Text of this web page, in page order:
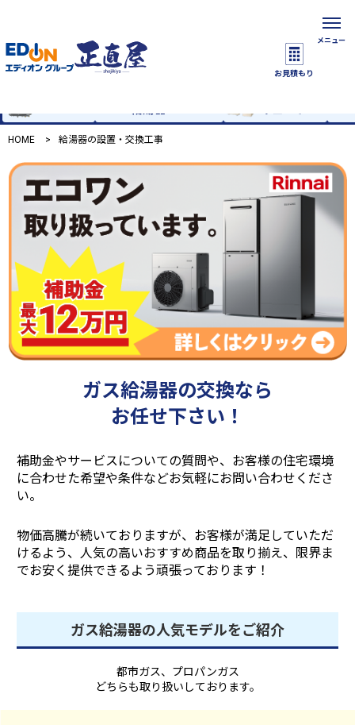
お見積もり
メニュー
正直屋が選ばれる理由 施工事例
HOME 給湯器の設置・交換工事
ガス給湯器の交換なら
お任せ下さい！
補助金やサービスについての質問や、お客様の住宅環境
に合わせた希望や条件などお気軽にお問い合わせくださ
い。
物価高騰が続いておりますが、お客様が満足していただ
けるよう、人気の高いおすすめ商品を取り揃え、
限界ま
でお安く提供できるよう頑張っております！
ガス給湯器の人気モデルをご紹介
都市ガス、プロパンガス
どちらも取り扱いしております。